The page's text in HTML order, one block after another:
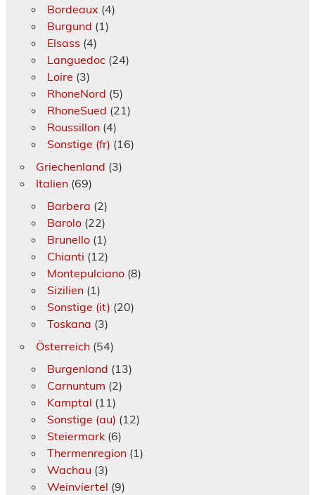
Bordeaux (4)
Burgund (1)
Elsass (4)
Languedoc(24)
Loire (3)
RhoneNord (5)
RhoneSued (21)
Roussillon(4)
Sonstige (fr) (16)
Griechenland (3)
Italien(69)
Barbera (2)
Barolo(22)
Brunello(1)
Chianti (12)
Montepulciano(8)
Sizilien(1)
Sonstige (it) (20)
Toskana (3)
Österreich(54)
Burgenland (13)
Carnuntum (2)
Kamptal (11)
Sonstige (au) (12)
Steiermark(6)
Thermenregion(1)
Wachau (3)
Weinviertel (9)